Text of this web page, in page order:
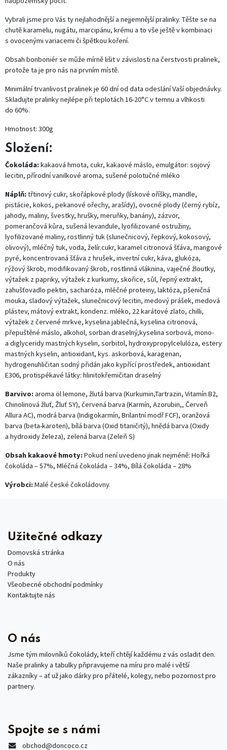
Vybrali jsme pro Vás ty nejlahodnější a nejjemnější pralinky. Těšte se na
chutě karamelu, nugátu, marcipánu, krému a to vše ještě v kombinaci
s ovocenými variacemi či špětkou koření.
Obsah bonboniér se může mírně lišit v závislosti na čerstvosti pralinek,
protože ta je pro nás na prvním místě.
Minimální trvanlivost pralinek je 60 dní od data odeslání Vaší objednávky.
Skladujte pralinky nejlépe při teplotách 16-20°C v temnu a vlhkosti
do 60%.
Hmotnost: 300g
Složení:
Čokoláda:kakaová hmota, cukr, kakaové máslo, emulgátor: sojový
lecitin, přírodní vanilkové aroma, sušené polotučné mléko
Náplň:třtinový cukr, skořápkové plody (lískové oříšky, mandle,
pistácie, kokos, pekanové ořechy, arašídy), ovocné plody (černý rybíz,
jahody, maliny, švestky, hrušky, meruňky, banány), zázvor,
pomerančová kůra, sušená levandule, lyofilizované ostružiny,
lyofilizované maliny, rostlinný tuk (slunečnicový, řepkový, kokosový,
olivový), mléčný tuk, voda, želír.cukr, karamel citronová šťáva, mangové
pyré, koncentrovaná šťáva z hrušek, invertní cukr, káva, glukóza,
rýžový škrob, modifikovaný škrob, rostlinná vláknina, vaječné žloutky,
výtažek z papriky, výtažek z kurkumy, skořice, sůl, řepný extrakt,
zahušťovadlo pektin, sacharóza, mléčné proteiny, laktóza, pšeničná
mouka, sladový výtažek, slunečnicový lecitin, medový prášek, medová
plástev, mátový extrakt, kondenz. mléko, 22 karátové zlato, chilli,
výtažek z červené mrkve, kyselina jablečná, kyselina citronová,
přepuštěné máslo, alkohol, sorban draselný,kyselina sorbová, mono-
a diglyceridy mastných kyselin, sorbitol, hydroxypropylcelulóza, estery
mastných kyselin, antioxidant, kys. askorbová, karagenan,
hydrogenuhličitan sodný přidán jako kypřící prostředek, antioxidant
E306, protispékavé látky: hlinitokřemičitan draselný
Barvivo:aroma öl lemone, žlutá barva (Kurkumin,Tartrazin, Vitamín B2,
Chinolinová žluť, Žluť SY), červená barva (Karmín, Azorubin,, Červeň
Allura AC), modrá barva (Indigokarmín, Brilantní modř FCF), oranžová
barva (beta-karoten), bílá barva (Oxid titaničitý), hnědá barva (Oxidy
a hydroxidy železa), zelená barva (Zeleň S)
Obsah kakaové hmoty:Pokud není uvedeno jinak nejméně: Hořká
čokoláda – 57%, Mléčná čokoláda – 34%, Bílá čokoláda – 28%
Výrobci:Malé české čokoládovny.
Užitečné odkazy
Domovská stránka
O nás
Produkty
Všeobecné obchodní podmínky
Kontaktujte nás
O nás
Jsme tým milovníků čokolády, kteří chtějí každému z vás osladit den.
Naše pralinky a tabulky připravujeme na míru pro malé i větší
zákazníky – ať už jako dárky pro přátelé, kolegy, nebo pozornost pro
partnery.
Spojte se s námi
obchod@doncoco.cz